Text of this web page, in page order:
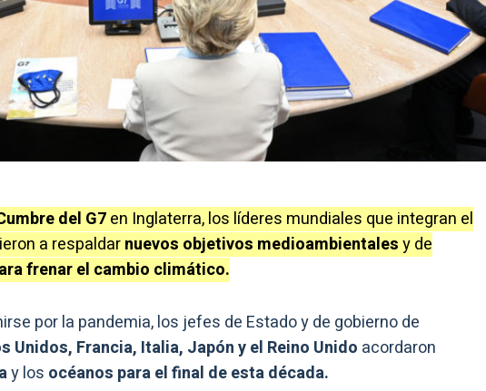
del G7en Inglaterra, los líderes mundiales que integran el
a respaldarnuevos objetivos medioambientalesy de
frenar el cambio climático.
por la pandemia, los jefes de Estado y de gobierno de
Unidos, Francia, Italia, Japón y el Reino Unido acordaron
y los océanos para el final de esta década.